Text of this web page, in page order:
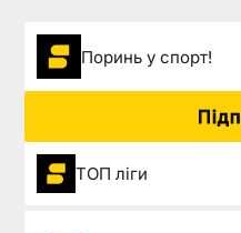
Поринь у спорт!
ТОП ліги